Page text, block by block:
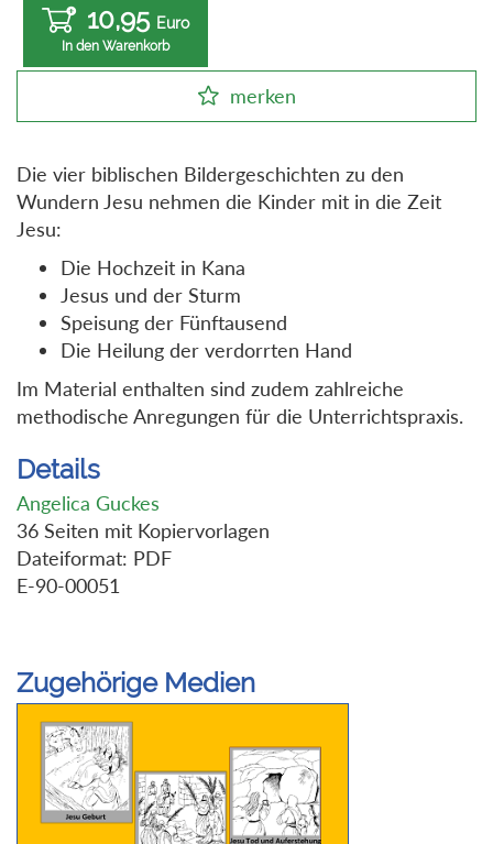
10,95 Euro
In den Warenkorb
merken
Die vier biblischen Bildergeschichten zu den
Wundern Jesu nehmen die Kinder mit in die Zeit
Jesu:
Die Hochzeit in Kana
Jesus und der Sturm
Speisung der Fünftausend
Die Heilung der verdorrten Hand
Im Material enthalten sind zudem zahlreiche
methodische Anregungen für die Unterrichtspraxis.
Details
Angelica Guckes
36 Seiten mit Kopiervorlagen
Dateiformat: PDF
E-90-00051
Zugehörige Medien